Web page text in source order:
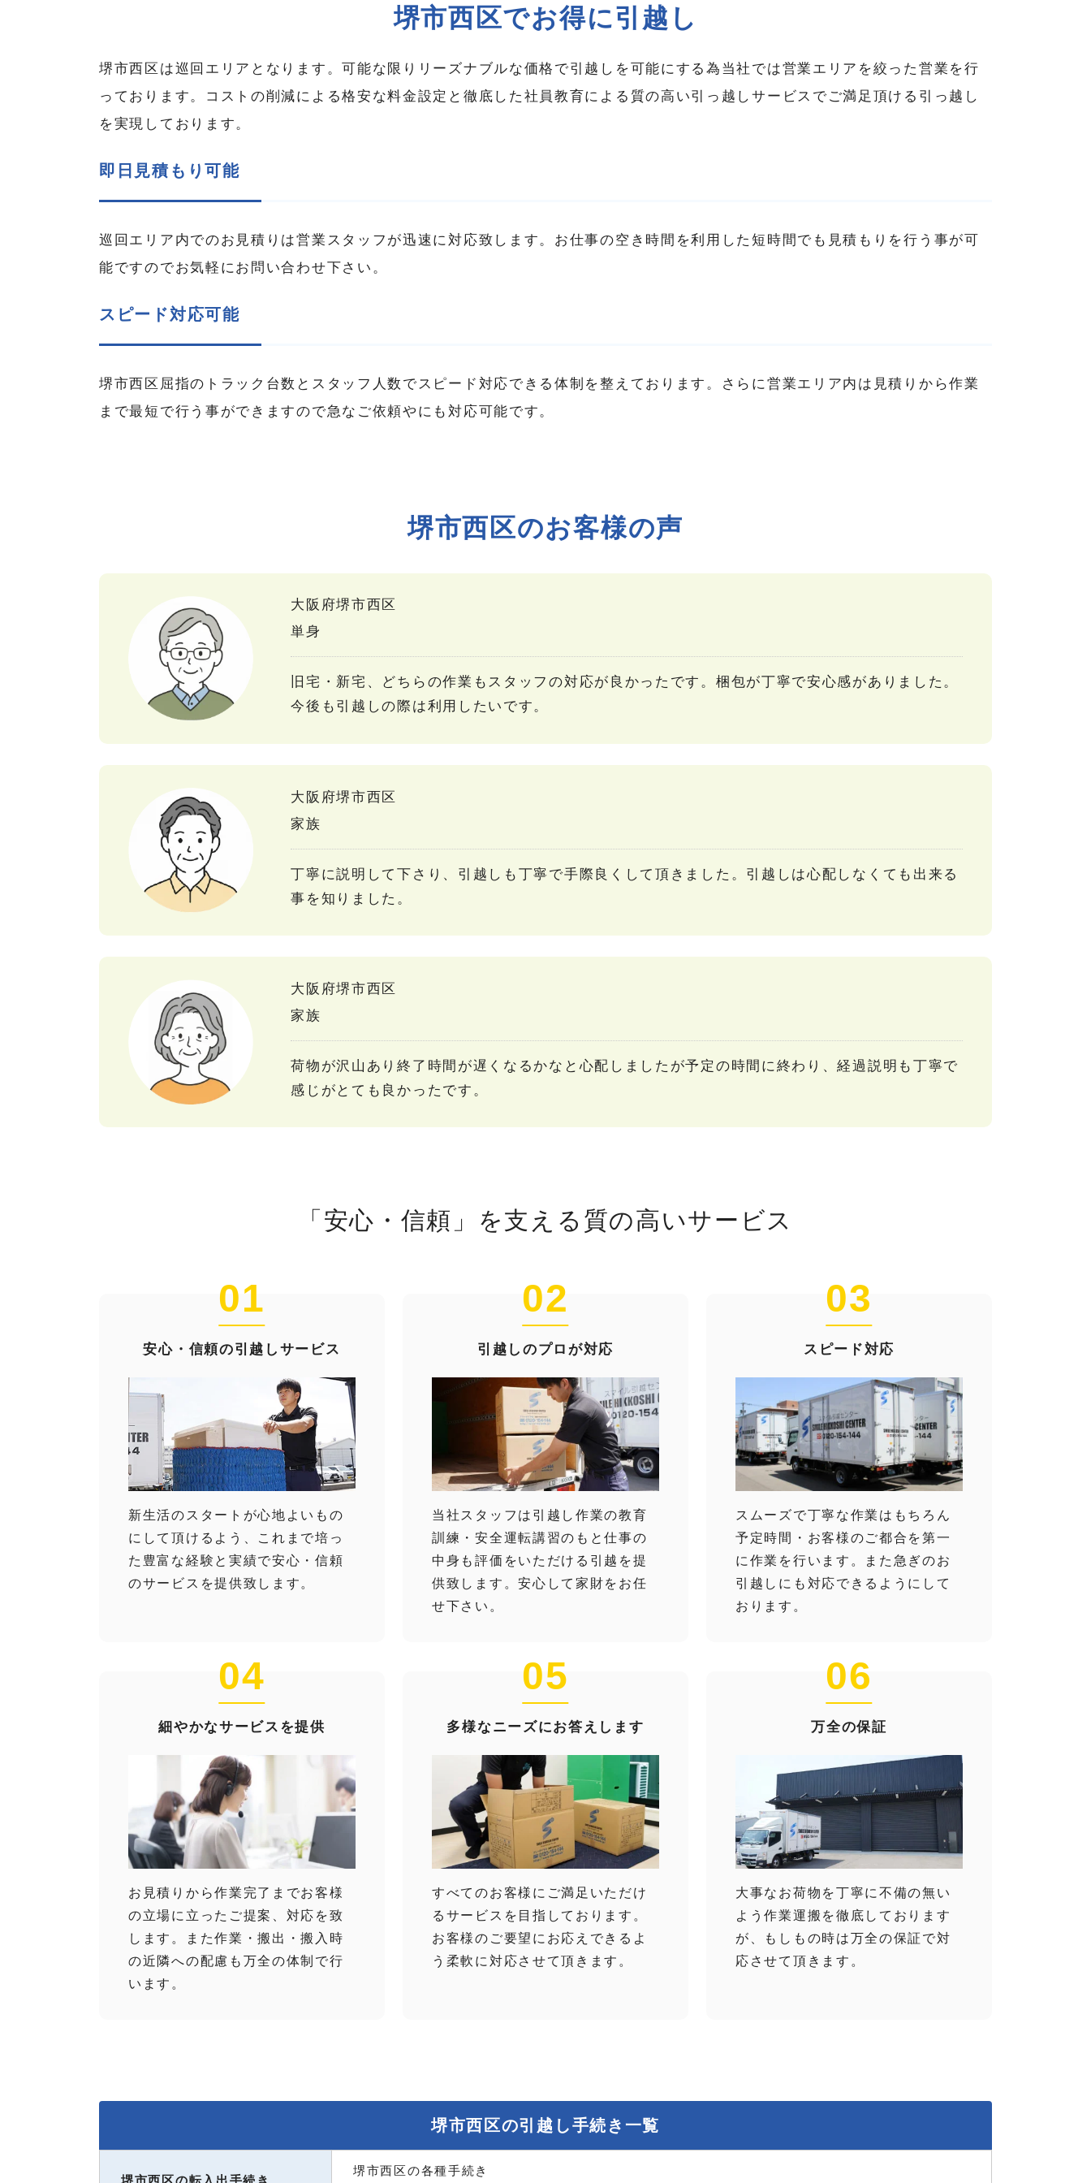
堺市西区でお得に引越し
堺市西区は巡回エリアとなります。可能な限りリーズナブルな価格で引越しを可能にする為当社では営業エリアを絞った営業を行
っております。コストの削減による格安な料金設定と徹底した社員教育による質の高い引っ越しサービスでご満足頂ける引っ越し
を実現しております。
即日見積もり可能
巡回エリア内でのお見積りは営業スタッフが迅速に対応致します。お仕事の空き時間を利用した短時間でも見積もりを行う事が可
能ですのでお気軽にお問い合わせ下さい。
スピード対応可能
堺市西区屈指のトラック台数とスタッフ人数でスピード対応できる体制を整えております。さらに営業エリア内は見積りから作業
まで最短で行う事ができますので急なご依頼やにも対応可能です。
堺市西区のお客様の声
大阪府堺市西区
単身
旧宅・新宅、どちらの作業もスタッフの対応が良かったです。梱包が丁寧で安心感がありました。
今後も引越しの際は利用したいです。
大阪府堺市西区
家族
丁寧に説明して下さり、引越しも丁寧で手際良くして頂きました。引越しは心配しなくても出来る
事を知りました。
大阪府堺市西区
家族
荷物が沢山あり終了時間が遅くなるかなと心配しましたが予定の時間に終わり、経過説明も丁寧で
感じがとても良かったです。
「安心・信頼」を支える 質の高いサービス
01
安心・信頼の引越しサービス
新生活のスタートが心地よいもの
にして頂けるよう、これまで培っ
た豊富な経験と実績で安心・信頼
のサービスを提供致します。
02
引越しのプロが対応
当社スタッフは引越し作業の教育
訓練・安全運転講習のもと仕事の
中身も評価をいただける引越を提
供致します。安心して家財をお任
せ下さい。
03
スピード対応
スムーズで丁寧な作業はもちろん
予定時間・お客様のご都合を第一
に作業を行います。また急ぎのお
引越しにも対応できるようにして
おります。
04
細やかなサービスを提供
お見積りから作業完了までお客様
の立場に立ったご提案、対応を致
します。また作業・搬出・搬入時
の近隣への配慮も万全の体制で行
います。
05
多様なニーズにお答えします
すべてのお客様にご満足いただけ
るサービスを目指しております。
お客様のご要望にお応えできるよ
う柔軟に対応させて頂きます。
06
万全の保証
大事なお荷物を丁寧に不備の無い
よう作業運搬を徹底しております
が、もしもの時は万全の保証で対
応させて頂きます。
堺市西区の引越し手続き一覧
堺市西区の各種手続き